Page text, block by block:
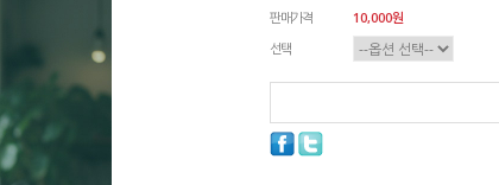
판매가격
10,000원
선택